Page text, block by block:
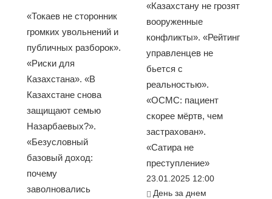
«Токаев не сторонник
громких увольнений и
публичных разборок».
«Риски для
Казахстана». «В
Казахстане снова
защищают семью
Назарбаевых?».
«Безусловный
базовый доход:
почему
заволновались
«Казахстану не грозят
вооруженные
конфликты». «Рейтинг
управленцев не
бьется с
реальностью».
«ОСМС: пациент
скорее мёртв, чем
застрахован».
«Сатира не
преступление»
23.01.2025 12:00
День за днем